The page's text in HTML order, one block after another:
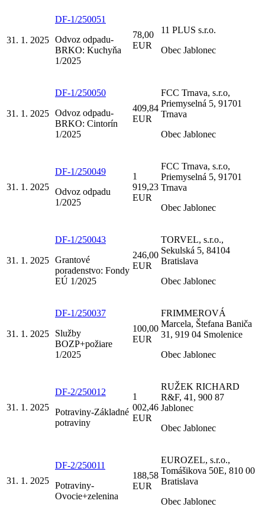
31. 1. 2025
DF-1/250051
Odvoz odpadu-
BRKO: Kuchyňa
1/2025
78,00
EUR
11 PLUS s.r.o.
Obec Jablonec
31. 1. 2025
DF-1/250050
Odvoz odpadu-
BRKO: Cintorín
1/2025
409,84
EUR
FCC Trnava, s.r.o,
Priemyselná 5, 91701
Trnava
Obec Jablonec
31. 1. 2025
DF-1/250049
Odvoz odpadu
1/2025
1
919,23
EUR
FCC Trnava, s.r.o,
Priemyselná 5, 91701
Trnava
Obec Jablonec
31. 1. 2025
DF-1/250043
Grantové
poradenstvo: Fondy
EÚ 1/2025
246,00
EUR
TORVEL, s.r.o.,
Sekulská 5, 84104
Bratislava
Obec Jablonec
31. 1. 2025
DF-1/250037
Služby
BOZP+požiare
1/2025
100,00
EUR
FRIMMEROVÁ
Marcela, Štefana Baniča
31, 919 04 Smolenice
Obec Jablonec
31. 1. 2025
DF-2/250012
Potraviny-Základné
potraviny
1
002,46
EUR
RUŽEK RICHARD
R&F, 41, 900 87
Jablonec
Obec Jablonec
31. 1. 2025
DF-2/250011
Potraviny-
Ovocie+zelenina
188,58
EUR
EUROZEL, s.r.o.,
Tomášikova 50E, 810 00
Bratislava
Obec Jablonec